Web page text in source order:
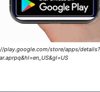
play.google.com/store/apps/details?